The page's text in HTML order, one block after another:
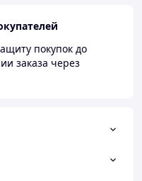
покупок до
заказа через